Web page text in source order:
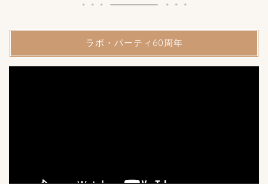
ラボ・パーティ60周年